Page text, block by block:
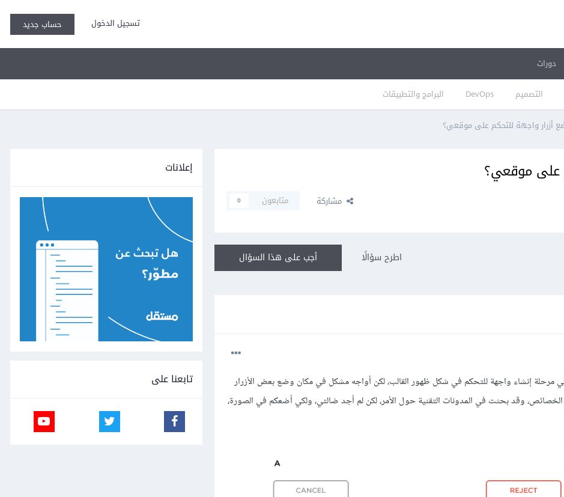
تسجيل الدخول حساب جديد
التصميم DevOps البرامج والتطبيقات
دورات
أزرار واجهة للتحكم على موقعي؟
على موقعي؟
مشاركة متابعون 0
أجب على هذا السؤال اطرح سؤالًا
مرحلة إنشاء واجهة للتحكم في شكل ظهور القالب، لكن أواجه مشكل في مكان وضع بعض الأزرار
وقد بحثت في المدونات التقنية حول الأمر، لكن لم أجد ضالتي، ولكي أضعكم في الصورة،
إعلانات
تابعنا على